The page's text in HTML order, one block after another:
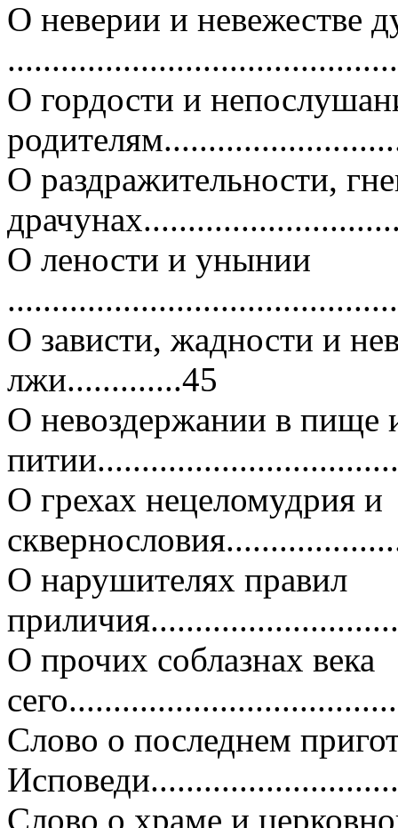
О неверии и невежестве
О гордости и
О раздражительности,
О лености и унынии
О зависти, жадности и
лжи.............45
О невоздержании в пище
О грехах нецеломудрия и
О нарушителях правил
О прочих соблазнах века
Слово о последнем
Слово о храме и